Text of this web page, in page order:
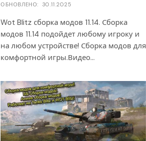
ОБНОВЛЕНО:
30.11.2025
Wot Blitz сборка модов 11.14. Сборка
модов 11.14 подойдет любому игроку и
на любом устройстве! Сборка модов для
комфортной игры.Видео…